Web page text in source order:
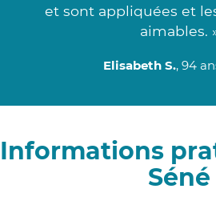
et sont appliquées et
aimables.
Elisabeth S., 94
Informations
Séné